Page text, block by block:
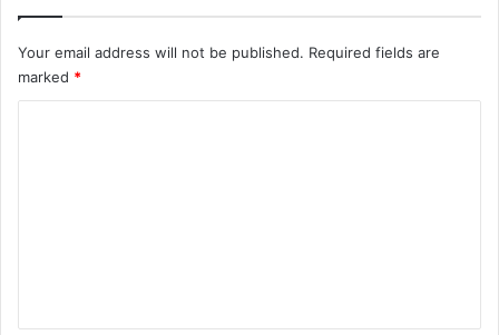
Your email address will not be published. Required fields are
marked *